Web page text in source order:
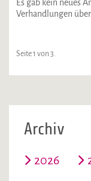
Es gab kein neues
Verhandlungen
Seite 1 von 3.
Archiv
2026